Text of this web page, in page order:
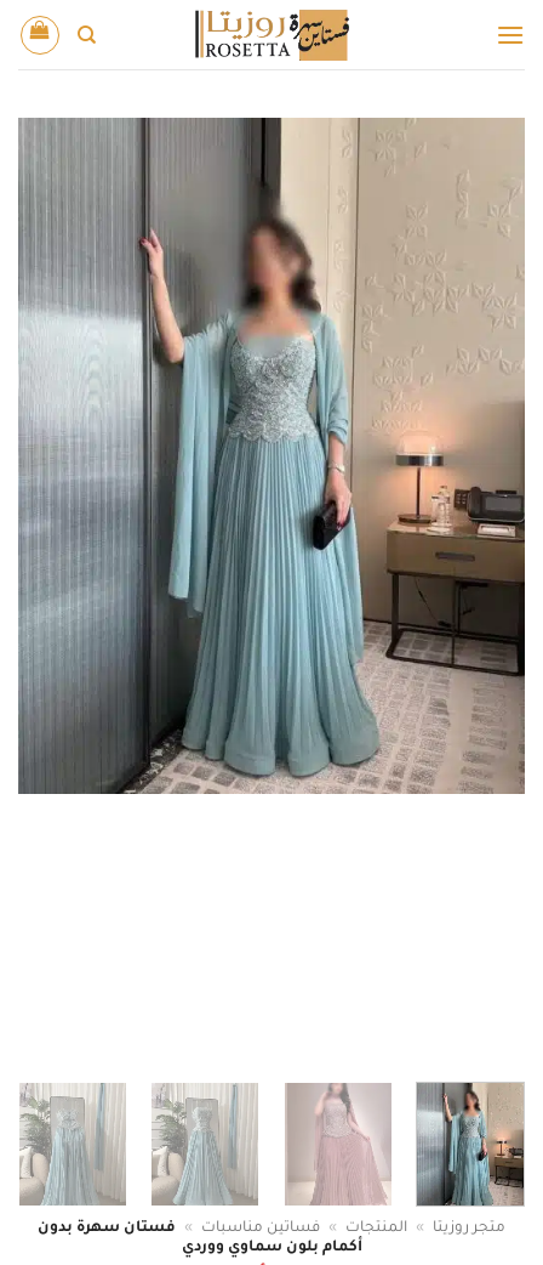
للمحتوى
متجر روزيتا » المنتجات » فساتين مناسبات »
فستان سهرة بدون
أكمام بلون سماوي ووردي